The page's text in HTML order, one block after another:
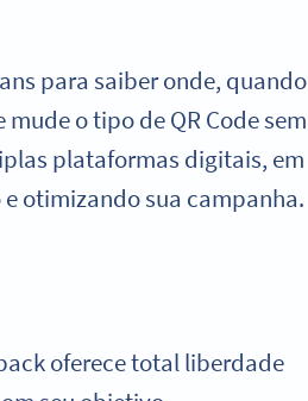
para saiber onde, quando
o tipo de QR Code sem
plataformas digitais, em
otimizando sua campanha.
oferece total liberdade